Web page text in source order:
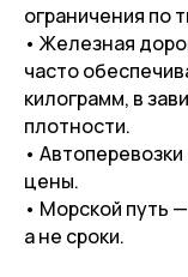
ограничения по
• Железная
часто
килограмм, в
плотности.
•
цены.
• Морской путь
а не сроки.